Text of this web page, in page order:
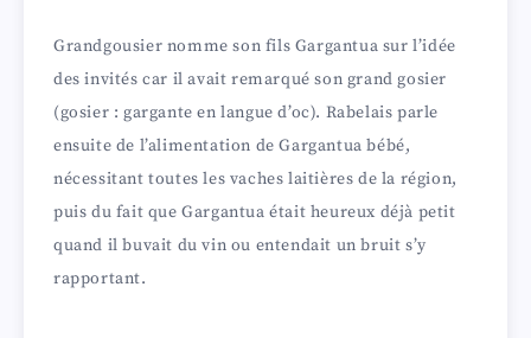
Grandgousier nomme son fils Gargantua sur l’idée
des invités car il avait remarqué son grand gosier
(gosier : gargante en langue d’oc). Rabelais parle
ensuite de l’alimentation de Gargantua bébé,
nécessitant toutes les vaches laitières de la région,
puis du fait que Gargantua était heureux déjà petit
quand il buvait du vin ou entendait un bruit s’y
rapportant.